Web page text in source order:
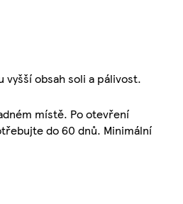
vyšší obsah soli a pálivost.
místě. Po otevření
do 60 dnů. Minimální